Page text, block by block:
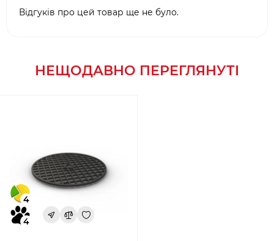
Відгуків про цей товар ще не було.
НЕЩОДАВНО ПЕРЕГЛЯНУТІ
4
4